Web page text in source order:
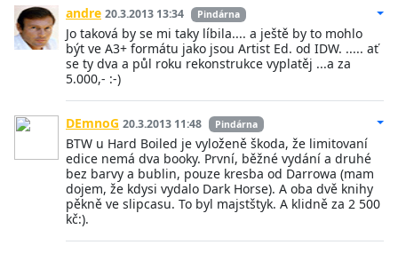
andre 20.3.2013 13:34 Pindárna
Jo taková by se mi taky líbila.... a ještě by to mohlo
být ve A3+ formátu jako jsou Artist Ed. od IDW. ..... ať
se ty dva a půl roku rekonstrukce vyplatěj ...a za
5.000,- :-)
DEmnoG 20.3.2013 11:48 Pindárna
BTW u Hard Boiled je vyloženě škoda, že limitovaní
edice nemá dva booky. První, běžné vydání a druhé
bez barvy a bublin, pouze kresba od Darrowa (mam
dojem, že kdysi vydalo Dark Horse). A oba dvě knihy
pěkně ve slipcasu. To byl majstštyk. A klidně za 2 500
kč:).